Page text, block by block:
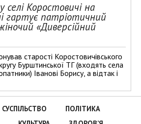
селі Коростовичі на
гартує патріотичний
«Диверсійний
старості Коростовичівського
Бурштинської ТГ (входять села
Іванові Борису, а відтак і
СУСПІЛЬСТВО
ПОЛІТИКА